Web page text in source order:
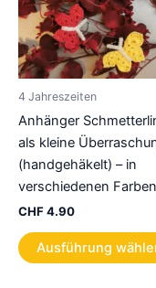
4 Jahreszeiten
Anhänger
als kleine
(handgehäkelt) – in
verschiedenen Farben
CHF4.90
Ausführung